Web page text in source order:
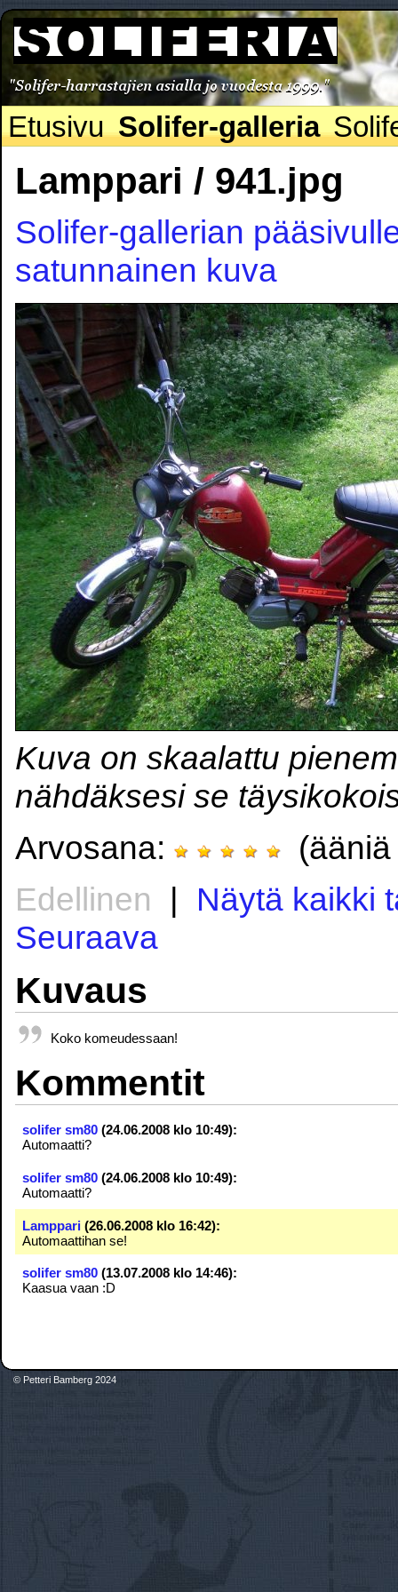
Etusivu Solifer-galleria
Lamppari / 941.jpg
Solifer-gallerian
satunnainen kuva
Kuva on skaalattu
nähdäksesi se
Arvosana:
Edellinen | Näytä kaikki
Seuraava
Kuvaus
Koko komeudessaan!
Kommentit
solifer sm80(24.06.2008 klo 10:49):
Automaatti?
solifer sm80(24.06.2008 klo 10:49):
Automaatti?
Lamppari(26.06.2008 klo 16:42):
Automaattihan se!
solifer sm80(13.07.2008 klo 14:46):
Kaasua vaan :D
© Petteri Bamberg 2024